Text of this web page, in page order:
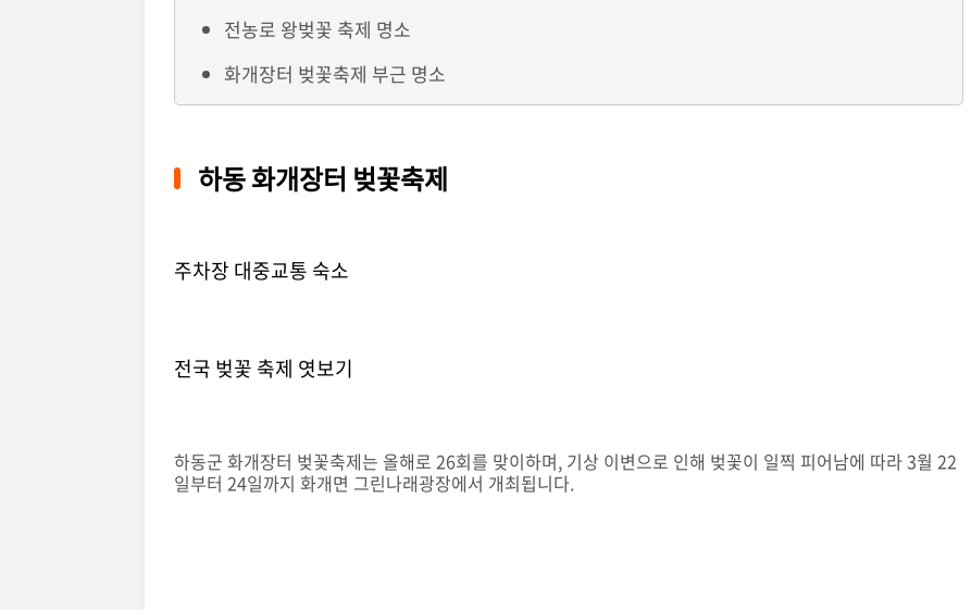
전농로 왕벚꽃 축제 명소
화개장터 벚꽃축제 부근 명소
하동 화개장터 벚꽃축제
주차장 대중교통 숙소
전국 벚꽃 축제 엿보기
하동군 화개장터 벚꽃축제는 올해로 26회를 맞이하며, 기상 이변으로 인해 벚꽃이 일찍 피어남에 따라 3월 22
일부터 24일까지 화개면 그린나래광장에서 개최됩니다.